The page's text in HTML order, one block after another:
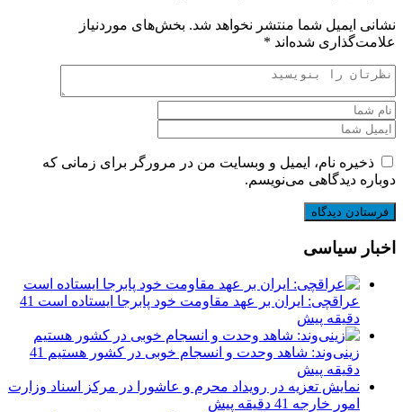
نشانی ایمیل شما منتشر نخواهد شد. بخش‌های موردنیاز
علامت‌گذاری شده‌اند *
ذخیره نام، ایمیل و وبسایت من در مرورگر برای زمانی که
دوباره دیدگاهی می‌نویسم.
اخبار سیاسی
عراقچی: ایران بر عهد مقاومت خود پابرجا ایستاده است 41
دقیقه پیش
زینی‌وند: شاهد وحدت و انسجام خوبی در کشور هستیم 41
دقیقه پیش
نمایش تعزیه در رویداد محرم و عاشورا در مرکز اسناد وزارت
امور خارجه 41 دقیقه پیش